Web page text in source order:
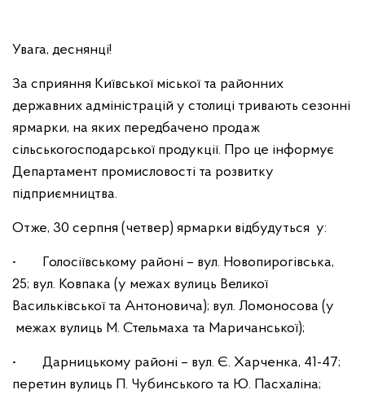
Увага, деснянці!
За сприяння Київської міської та районних
державних адміністрацій у столиці тривають сезонні
ярмарки, на яких передбачено продаж
сільськогосподарської продукції. Про це інформує
Департамент промисловості та розвитку
підприємництва.
Отже, 30 серпня (четвер) ярмарки відбудуться у:
• Голосіївському районі – вул. Новопирогівська,
25; вул. Ковпака (у межах вулиць Великої
Васильківської та Антоновича); вул. Ломоносова (у
межах вулиць М. Стельмаха та Маричанської);
• Дарницькому районі – вул. Є. Харченка, 41-47;
перетин вулиць П. Чубинського та Ю. Пасхаліна;